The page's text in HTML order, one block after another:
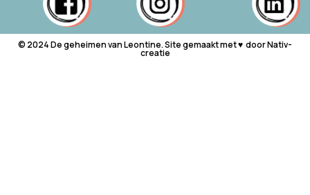
© 2024 De geheimen van Leontine. Site gemaakt met ♥ ︎ door Nativ-
creatie